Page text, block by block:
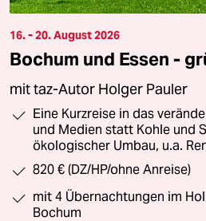
16. - 20. August 2026
Bochum und Essen -
mit taz-Autor Holger Pauler
Eine Kurzreise in das
und Medien statt Kohle und
ökologischer Umbau, u.a.
820 € (DZ/HP/ohne Anreise)
mit 4 Übernachtungen im
Bochum